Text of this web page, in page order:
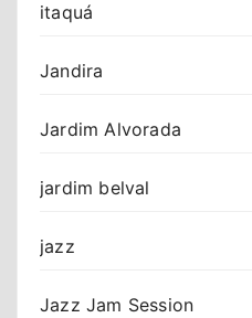
itaquá
Jandira
Jardim Alvorada
jardim belval
jazz
Jazz Jam Session